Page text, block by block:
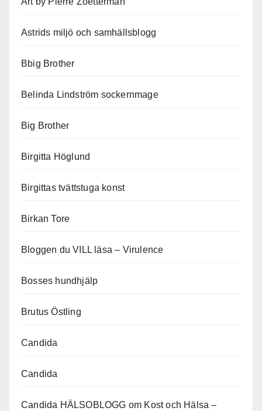
Astrids miljö och samhällsblogg
Bbig Brother
Belinda Lindström sockernmage
Big Brother
Birgitta Höglund
Birgittas tvättstuga konst
Birkan Tore
Bloggen du VILL läsa – Virulence
Bosses hundhjälp
Brutus Östling
Candida
Candida
Candida HÄLSOBLOGG om Kost och Hälsa –